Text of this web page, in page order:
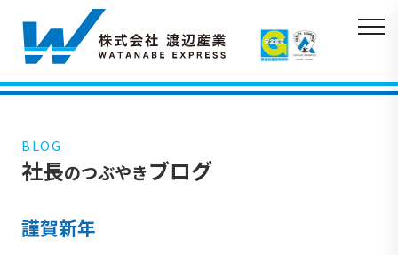
BLOG
社長のつぶやきブログ
謹賀新年